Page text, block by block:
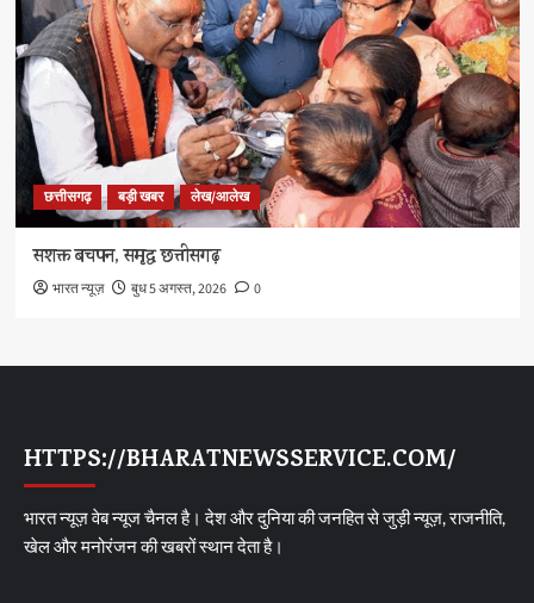
छत्तीसगढ़ बड़ी खबर लेख/आलेख
सशक्त बचपन, समृद्ध छत्तीसगढ़
भारत न्यूज़ बुध 5 अगस्त, 2026 0
HTTPS://BHARATNEWSSERVICE.COM/
भारत न्यूज़ वेब न्यूज चैनल है। देश और दुनिया की जनहित से जुड़ी न्यूज़, राजनीति,
खेल और मनोरंजन की खबरों स्थान देता है।